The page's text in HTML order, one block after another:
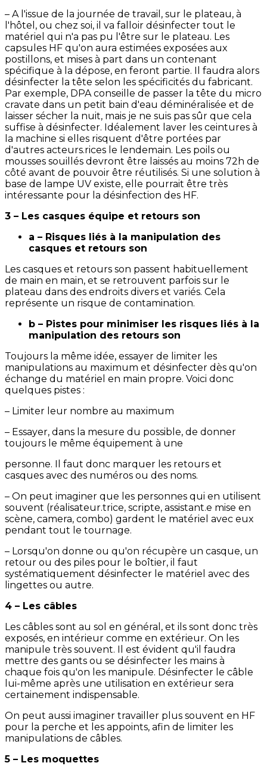
– A l'issue de la journée de travail, sur le plateau, à
l'hôtel, ou chez soi, il va falloir désinfecter tout le
matériel qui n'a pas pu l'être sur le plateau. Les
capsules HF qu'on aura estimées exposées aux
postillons, et mises à part dans un contenant
spécifique à la dépose, en feront partie. Il faudra alors
désinfecter la tête selon les spécificités du fabricant.
Par exemple, DPA conseille de passer la tête du micro
cravate dans un petit bain d'eau déminéralisée et de
laisser sécher la nuit, mais je ne suis pas sûr que cela
suffise à désinfecter. Idéalement laver les ceintures à
la machine si elles risquent d'être portées par
d'autres acteurs.rices le lendemain. Les poils ou
mousses souillés devront être laissés au moins 72h de
côté avant de pouvoir être réutilisés. Si une solution à
base de lampe UV existe, elle pourrait être très
intéressante pour la désinfection des HF.
3 – Les casques équipe et retours son
a – Risques liés à la manipulation des
casques et retours son
Les casques et retours son passent habituellement
de main en main, et se retrouvent parfois sur le
plateau dans des endroits divers et variés. Cela
représente un risque de contamination.
b – Pistes pour minimiser les risques liés à la
manipulation des retours son
Toujours la même idée, essayer de limiter les
manipulations au maximum et désinfecter dès qu'on
échange du matériel en main propre. Voici donc
quelques pistes :
– Limiter leur nombre au maximum
– Essayer, dans la mesure du possible, de donner
toujours le même équipement à une
personne. Il faut donc marquer les retours et
casques avec des numéros ou des noms.
– On peut imaginer que les personnes qui en utilisent
souvent (réalisateur.trice, scripte, assistant.e mise en
scène, camera, combo) gardent le matériel avec eux
pendant tout le tournage.
– Lorsqu'on donne ou qu'on récupère un casque, un
retour ou des piles pour le boîtier, il faut
systématiquement désinfecter le matériel avec des
lingettes ou autre.
4 – Les câbles
Les câbles sont au sol en général, et ils sont donc très
exposés, en intérieur comme en extérieur. On les
manipule très souvent. Il est évident qu'il faudra
mettre des gants ou se désinfecter les mains à
chaque fois qu'on les manipule. Désinfecter le câble
lui-même après une utilisation en extérieur sera
certainement indispensable.
On peut aussi imaginer travailler plus souvent en HF
pour la perche et les appoints, afin de limiter les
manipulations de câbles.
5 – Les moquettes